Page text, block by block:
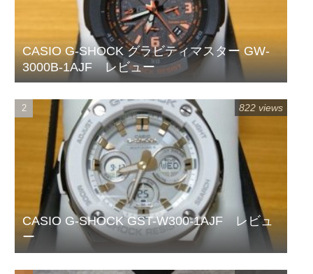
CASIO G-SHOCK グラビティマスター GW-
3000B-1AJF レビュー
CASIO G-SHOCK GST-W300-1AJF レビュ
ー
822 views